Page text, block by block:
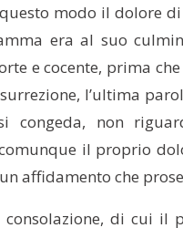
modo il dolore
era al suo
e cocente, prima
l’ultima
congeda, non
il proprio
affidamento che
consolazione, di cui il